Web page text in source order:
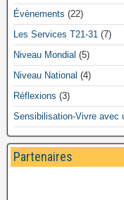
Évènements (22)
Les Services T21-31 (7)
Niveau Mondial (5)
Niveau National (4)
Réflexions (3)
Sensibilisation-Vivre avec
Partenaires